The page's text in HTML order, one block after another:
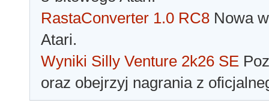
RastaConverter 1.0 RC8 Nowa
Atari.
Wyniki Silly Venture 2k26 SE
oraz obejrzyj nagrania z